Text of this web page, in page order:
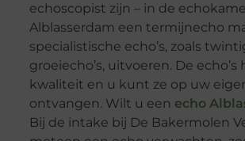
echoscopist zijn – in de
Alblasserdam een termijnecho
specialistische echo’s, zoals
groeiecho’s, uitvoeren. De
kwaliteit en u kunt ze op uw
ontvangen. Wilt u een echo
Bij de intake bij De Bakermolen